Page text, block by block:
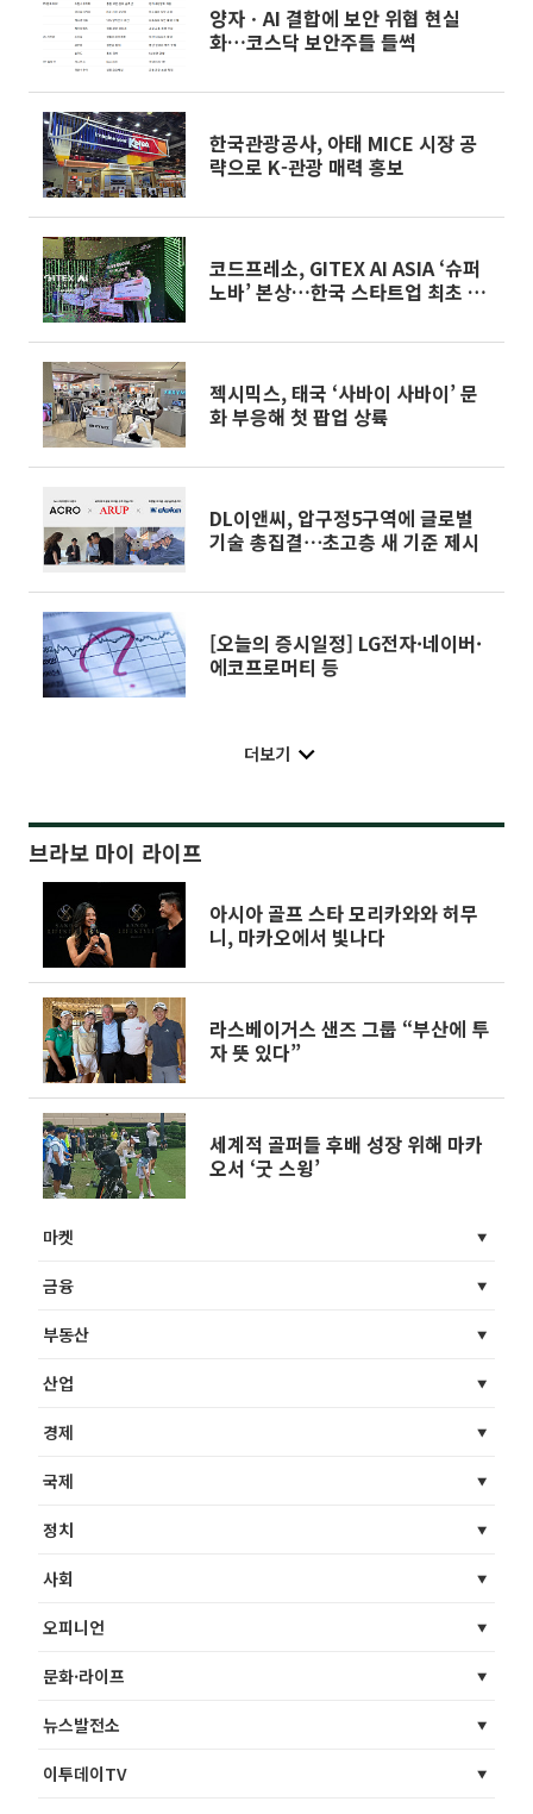
양자ㆍAI 결합에 보안 위협 현실
화…코스닥 보안주들 들썩
한국관광공사, 아태 MICE 시장 공
략으로 K-관광 매력 홍보
코드프레소, GITEX AI ASIA ‘슈퍼
노바’ 본상…한국 스타트업 최초 수
젝시믹스, 태국 ‘사바이 사바이’ 문
화 부응해 첫 팝업 상륙
DL이앤씨, 압구정5구역에 글로벌
기술 총집결⋯초고층 새 기준 제시
[오늘의 증시일정] LG전자·네이버·
에코프로머티 등
더보기
브라보 마이 라이프
아시아 골프 스타 모리카와와 허무
니, 마카오에서 빛나다
라스베이거스 샌즈 그룹 “부산에 투
자 뜻 있다”
세계적 골퍼들 후배 성장 위해 마카
오서 ‘굿 스윙’
마켓
금융
부동산
산업
경제
국제
정치
사회
오피니언
문화·라이프
뉴스발전소
이투데이TV